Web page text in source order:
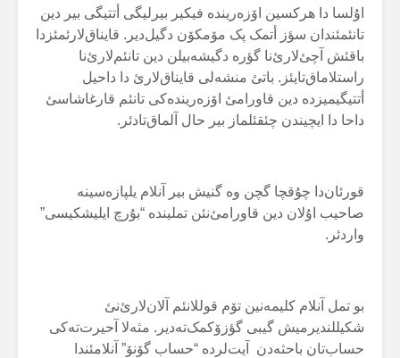
اۇلسا دا هرکسین اۆزەریندە فیکیر بیرلیگی أتتیگی بیر دین
تانئمئندان سؤز أتمک پک مۆمکۆن دگیل‌دیر. قایناق‌لارئمئزدا
باقئش آچئ‌لارئ‌نا گؤرە دگیشەبیلن دین تانئم‌لارئ‌نا
راستلاماق‌تایئز. باتئ منشەلی قایناق‌لارئ دا داحیل
أتتیگیمیزدە دین قاورامئ اۆزەریندەکی تانئم قارغاشاسئ
داحا دا ایچیندن چئقئلماز بیر حال آلماق‌تادئر.
قورئان‌دا چۇقچا گچن وە گنیش بیر آنلام یلپازەسینە
صاحیب اۇلان دین قاورامئ‌نئن تملیندە “بۇرچ ایلیشکیسی”
واردئر.
بو تمل آنلام کلیمەنین تۆم قوللانئم آلان‌لارئ‌نئ
شکیللندیرمیش گیبی گؤزۆکمک‌تەدیر. مثەلا آحیرت‌تەکی
حساب‌تان باحثەدن آیت‌لردە “حساب گۆنۆ” آنلامئندا